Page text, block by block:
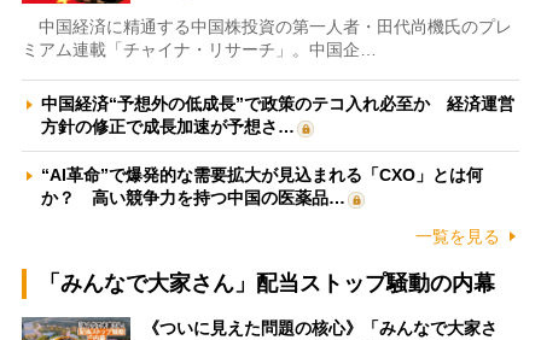
中国経済に精通する中国株投資の第一人者・田代尚機氏のプレ
ミアム連載「チャイナ・リサーチ」。中国企…
中国経済“予想外の低成長”で政策のテコ入れ必至か 経済運営
方針の修正で成長加速が予想さ…
“AI革命”で爆発的な需要拡大が見込まれる「CXO」とは何
か？ 高い競争力を持つ中国の医薬品…
一覧を見る
「みんなで大家さん」配当ストップ騒動の内幕
《ついに見えた問題の核心》「みんなで大家さ